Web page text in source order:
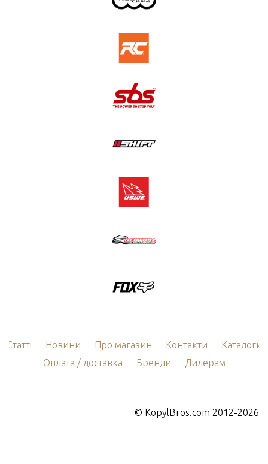
Статті Новини Про магазин Контакти
Каталоги
Оплата / доставка
Бренди Дилерам
© KopylBros.com 2012-2026